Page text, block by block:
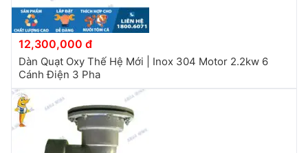
12,300,000 đ
Dàn Quạt Oxy Thế Hệ Mới | Inox 304 Motor 2.2kw 6
Cánh Điện 3 Pha